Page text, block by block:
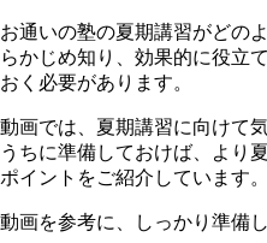
お通いの塾の夏期講習がどの
らかじめ知り、効果的に役立
おく必要があります。
動画では、夏期講習に向けて
うちに準備しておけば、より
ポイントをご紹介しています。
動画を参考に、しっかり準備